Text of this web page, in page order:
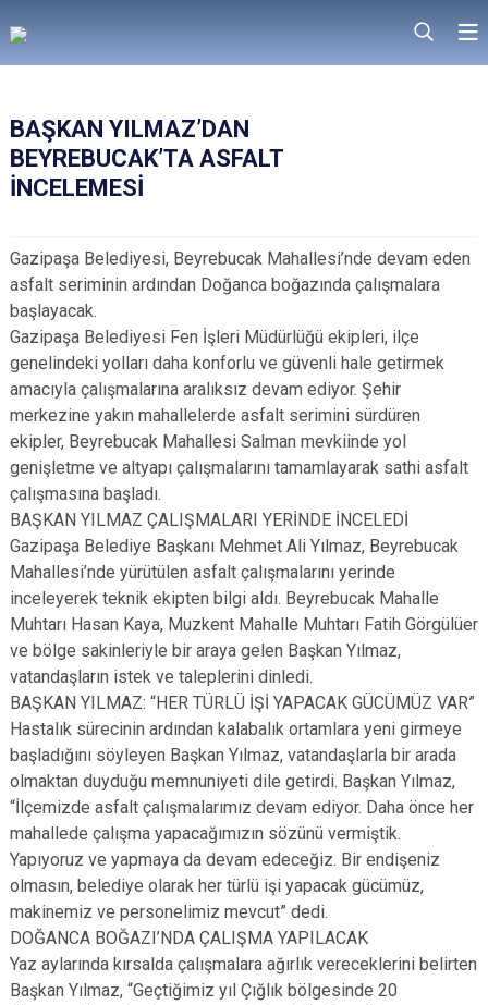
BAŞKAN YILMAZ’DAN
BEYREBUCAK’TA ASFALT
İNCELEMESİ
Gazipaşa Belediyesi, Beyrebucak Mahallesi’nde devam eden
asfalt seriminin ardından Doğanca boğazında çalışmalara
başlayacak.
Gazipaşa Belediyesi Fen İşleri Müdürlüğü ekipleri, ilçe
genelindeki yolları daha konforlu ve güvenli hale getirmek
amacıyla çalışmalarına aralıksız devam ediyor. Şehir
merkezine yakın mahallelerde asfalt serimini sürdüren
ekipler, Beyrebucak Mahallesi Salman mevkiinde yol
genişletme ve altyapı çalışmalarını tamamlayarak sathi asfalt
çalışmasına başladı.
BAŞKAN YILMAZ ÇALIŞMALARI YERİNDE İNCELEDİ
Gazipaşa Belediye Başkanı Mehmet Ali Yılmaz, Beyrebucak
Mahallesi’nde yürütülen asfalt çalışmalarını yerinde
inceleyerek teknik ekipten bilgi aldı. Beyrebucak Mahalle
Muhtarı Hasan Kaya, Muzkent Mahalle Muhtarı Fatih Görgülüer
ve bölge sakinleriyle bir araya gelen Başkan Yılmaz,
vatandaşların istek ve taleplerini dinledi.
BAŞKAN YILMAZ: “HER TÜRLÜ İŞİ YAPACAK GÜCÜMÜZ VAR”
Hastalık sürecinin ardından kalabalık ortamlara yeni girmeye
başladığını söyleyen Başkan Yılmaz, vatandaşlarla bir arada
olmaktan duyduğu memnuniyeti dile getirdi. Başkan Yılmaz,
“İlçemizde asfalt çalışmalarımız devam ediyor. Daha önce her
mahallede çalışma yapacağımızın sözünü vermiştik.
Yapıyoruz ve yapmaya da devam edeceğiz. Bir endişeniz
olmasın, belediye olarak her türlü işi yapacak gücümüz,
makinemiz ve personelimiz mevcut” dedi.
DOĞANCA BOĞAZI’NDA ÇALIŞMA YAPILACAK
Yaz aylarında kırsalda çalışmalara ağırlık vereceklerini belirten
Başkan Yılmaz, “Geçtiğimiz yıl Çığlık bölgesinde 20